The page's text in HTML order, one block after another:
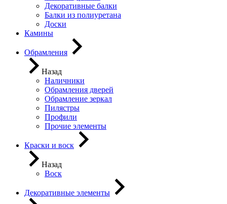
Декоративные балки
Балки из полиуретана
Доски
Камины
Обрамления
Назад
Наличники
Обрамления дверей
Обрамление зеркал
Пилястры
Профили
Прочие элементы
Краски и воск
Назад
Воск
Декоративные элементы